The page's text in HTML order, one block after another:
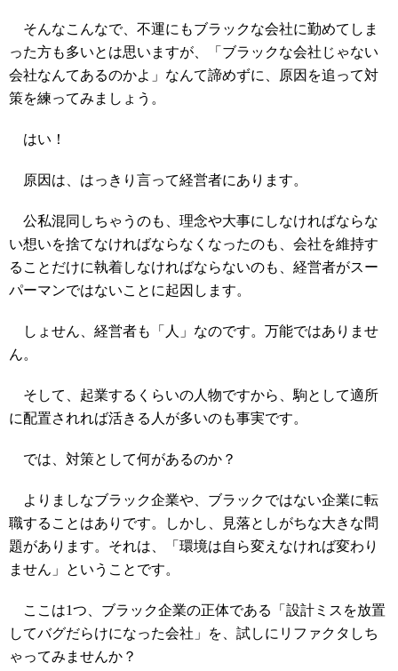
そんなこんなで、不運にもブラックな会社に勤めてしま
った方も多いとは思いますが、「ブラックな会社じゃない
会社なんてあるのかよ」なんて諦めずに、原因を追って対
策を練ってみましょう。
はい！
原因は、はっきり言って経営者にあります。
公私混同しちゃうのも、理念や大事にしなければならな
い想いを捨てなければならなくなったのも、会社を維持す
ることだけに執着しなければならないのも、経営者がスー
パーマンではないことに起因します。
しょせん、経営者も「人」なのです。万能ではありませ
ん。
そして、起業するくらいの人物ですから、駒として適所
に配置されれば活きる人が多いのも事実です。
では、対策として何があるのか？
よりましなブラック企業や、ブラックではない企業に転
職することはありです。しかし、見落としがちな大きな問
題があります。それは、「環境は自ら変えなければ変わり
ません」ということです。
ここは1つ、ブラック企業の正体である「設計ミスを放置
してバグだらけになった会社」を、試しにリファクタしち
ゃってみませんか？